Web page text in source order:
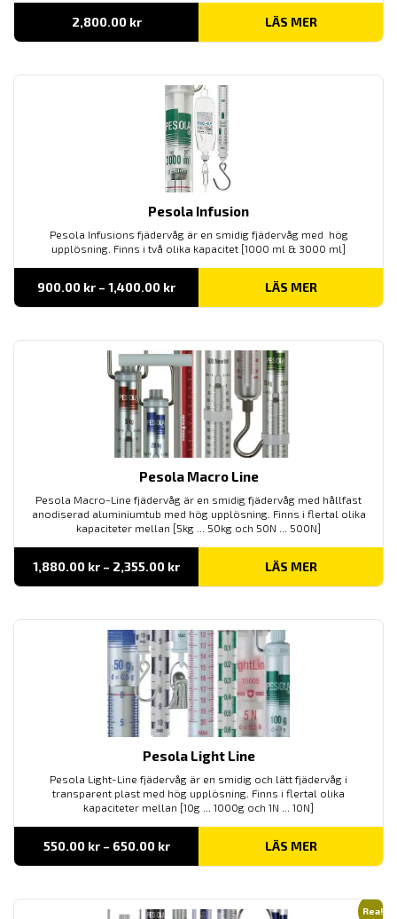
2,800.00 kr LÄS MER
Pesola Infusion
Pesola Infusions fjädervåg är en smidig fjädervåg med hög
upplösning. Finns i två olika kapacitet [1000 ml & 3000 ml]
900.00 kr – 1,400.00 krPrisintervall:
till
LÄS MER
Pesola Macro Line
Pesola Macro-Line fjädervåg är en smidig fjädervåg med hållfast
anodiserad aluminiumtub med hög upplösning. Finns i flertal olika
kapaciteter mellan [5kg ... 50kg och 50N ... 500N]
1,880.00 kr – 2,355.00 krPrisintervall:
till
LÄS MER
Pesola Light Line
Pesola Light-Line fjädervåg är en smidig och lätt fjädervåg i
transparent plast med hög upplösning. Finns i flertal olika
kapaciteter mellan [10g ... 1000g och 1N ... 10N]
550.00 kr – 650.00 krPrisintervall:
till
LÄS MER
Rea!